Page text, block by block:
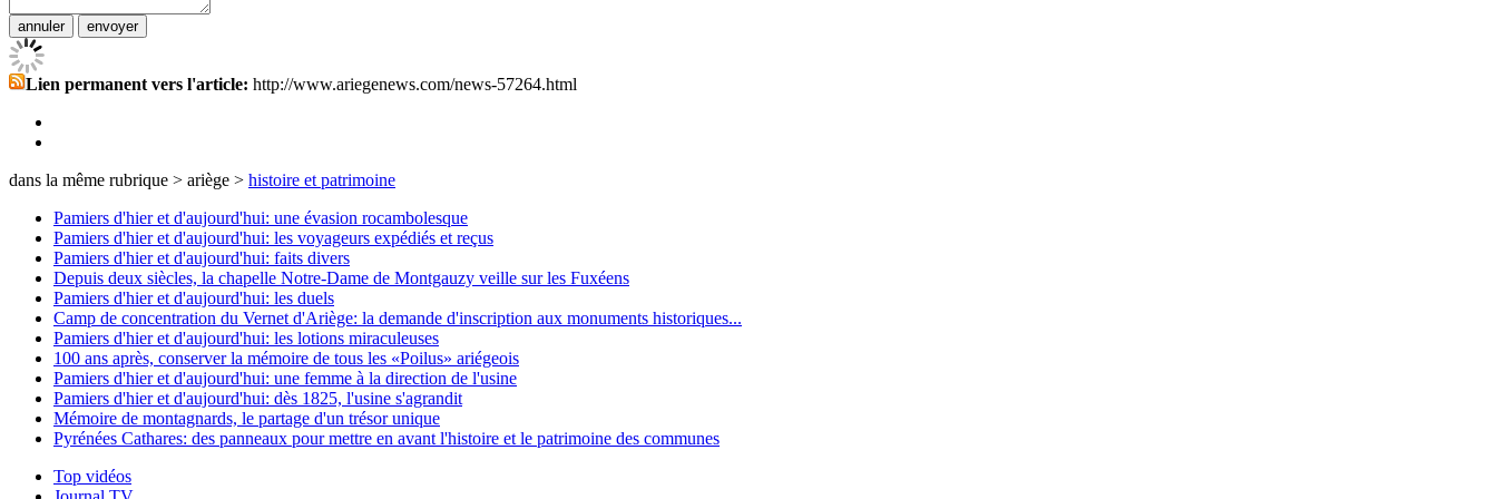
Lien permanent vers l'article: http://www.ariegenews.com/news-57264.html
dans la même rubrique > ariège > histoire et patrimoine
Pamiers d'hier et d'aujourd'hui: une évasion rocambolesque
Pamiers d'hier et d'aujourd'hui: les voyageurs expédiés et reçus
Pamiers d'hier et d'aujourd'hui: faits divers
Depuis deux siècles, la chapelle Notre-Dame de Montgauzy veille sur les Fuxéens
Pamiers d'hier et d'aujourd'hui: les duels
Camp de concentration du Vernet d'Ariège: la demande d'inscription aux monuments historiques...
Pamiers d'hier et d'aujourd'hui: les lotions miraculeuses
100 ans après, conserver la mémoire de tous les «Poilus» ariégeois
Pamiers d'hier et d'aujourd'hui: une femme à la direction de l'usine
Pamiers d'hier et d'aujourd'hui: dès 1825, l'usine s'agrandit
Mémoire de montagnards, le partage d'un trésor unique
Pyrénées Cathares: des panneaux pour mettre en avant l'histoire et le patrimoine des communes
Top vidéos